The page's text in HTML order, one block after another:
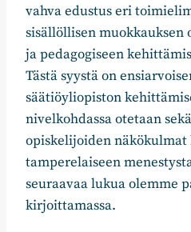
vahva edustus eri
sisällöllisen muokkauksen
ja pedagogiseen
Tästä syystä on
säätiöyliopiston
nivelkohdassa otetaan
opiskelijoiden näkökulmat
tamperelaiseen
seuraavaa lukua olemme
kirjoittamassa.